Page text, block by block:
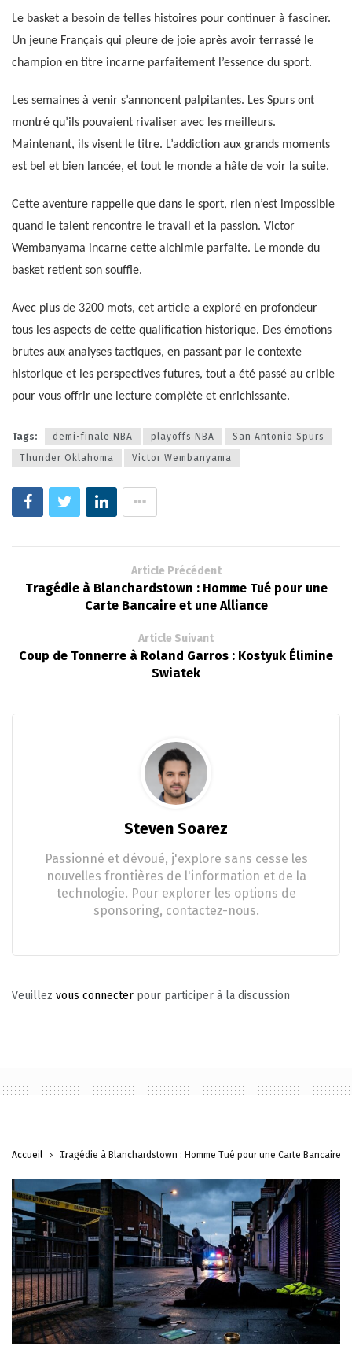
Le basket a besoin de telles histoires pour continuer à fasciner.
Un jeune Français qui pleure de joie après avoir terrassé le
champion en titre incarne parfaitement l’essence du sport.
Les semaines à venir s’annoncent palpitantes. Les Spurs ont
montré qu’ils pouvaient rivaliser avec les meilleurs.
Maintenant, ils visent le titre. L’addiction aux grands moments
est bel et bien lancée, et tout le monde a hâte de voir la suite.
Cette aventure rappelle que dans le sport, rien n’est impossible
quand le talent rencontre le travail et la passion. Victor
Wembanyama incarne cette alchimie parfaite. Le monde du
basket retient son souffle.
Avec plus de 3200 mots, cet article a exploré en profondeur
tous les aspects de cette qualification historique. Des émotions
brutes aux analyses tactiques, en passant par le contexte
historique et les perspectives futures, tout a été passé au crible
pour vous offrir une lecture complète et enrichissante.
Tags: demi-finale NBA playoffs NBA
San Antonio Spurs
Thunder Oklahoma
Victor Wembanyama
Article Précédent
Tragédie à Blanchardstown : Homme Tué pour une
Carte Bancaire et une Alliance
Article Suivant
Coup de Tonnerre à Roland Garros : Kostyuk Élimine
Swiatek
Steven Soarez
Passionné et dévoué, j'explore sans cesse les
nouvelles frontières de l'information et de la
technologie. Pour explorer les options de
sponsoring, contactez-nous.
Veuillez vous connecter pour participer à la discussion
Accueil Tragédie à Blanchardstown : Homme Tué pour une Carte Bancaire